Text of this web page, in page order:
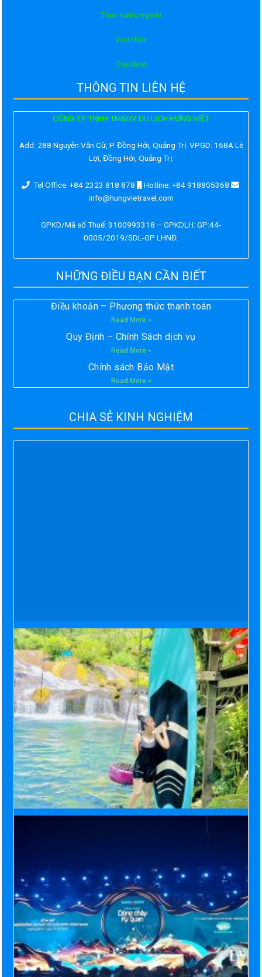
Tour nước ngoài
Voucher
Comboo
THÔNG TIN LIÊN HỆ
CÔNG TY TNHH TM&DV DU LỊCH HƯNG VIỆT
Add: 288 Nguyễn Văn Cừ, P. Đồng Hới, Quảng Trị. VPGD: 168A Lê
Lợi, Đồng Hới, Quảng Trị.
Tel Office: +84 2323 818 878
Hotline: +84 918805368
info@hungvietravel.com
GPKD/Mã số Thuế: 3100993318 – GPKDLH: GP:44-
0005/2019/SDL-GP LHNĐ.
NHỮNG ĐIỀU BẠN CẦN BIẾT
Điều khoản – Phương thức thanh toán
Read More »
Quy Định – Chính Sách dịch vụ
Read More »
Chính sách Bảo Mật
Read More »
CHIA SẺ KINH NGHIỆM